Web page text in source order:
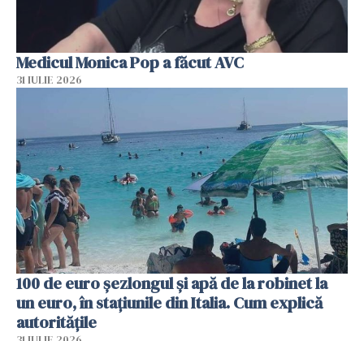
Medicul Monica Pop a făcut AVC
31 IULIE 2026
100 de euro șezlongul și apă de la robinet la
un euro, în stațiunile din Italia. Cum explică
autoritățile